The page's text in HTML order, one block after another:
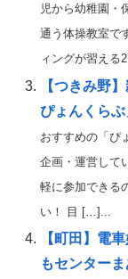
児から幼稚園・
通う体操教室で
ィングが習え
【つきみ野
ぴょんくら
おすすめの「ぴ
企画・運営して
軽に参加できる
い！ 目 […]...
【町田】電
もセンター